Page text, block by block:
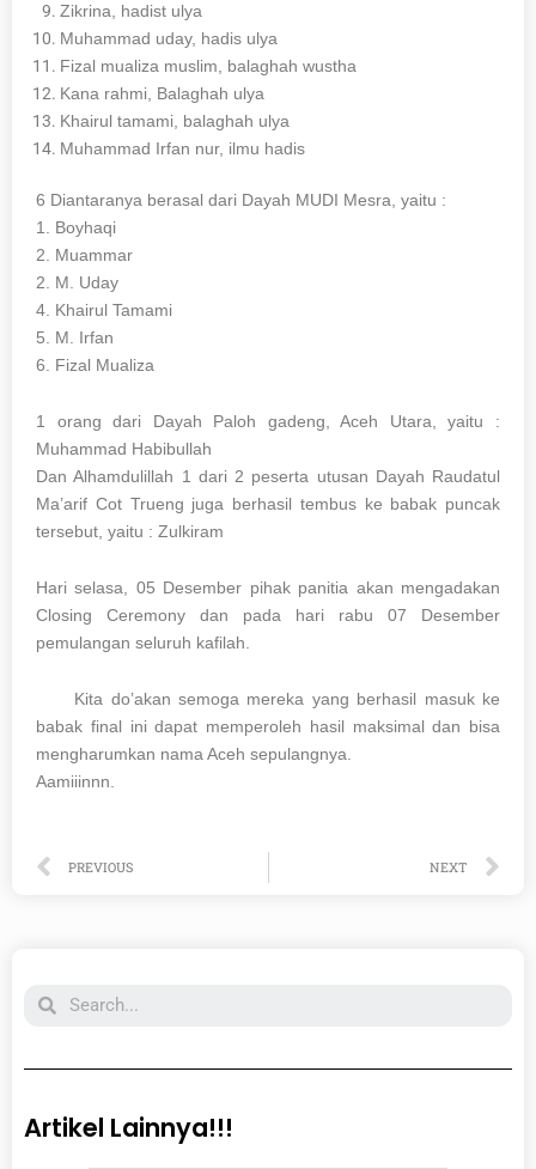
Zikrina, hadist ulya
Muhammad uday, hadis ulya
Fizal mualiza muslim, balaghah wustha
Kana rahmi, Balaghah ulya
Khairul tamami, balaghah ulya
Muhammad Irfan nur, ilmu hadis
6 Diantaranya berasal dari Dayah MUDI Mesra, yaitu :
1. Boyhaqi
2. Muammar
2. M. Uday
4. Khairul Tamami
5. M. Irfan
6. Fizal Mualiza
1 orang dari Dayah Paloh gadeng, Aceh Utara, yaitu :
Muhammad Habibullah
Dan Alhamdulillah 1 dari 2 peserta utusan Dayah Raudatul
Ma’arif Cot Trueng juga berhasil tembus ke babak puncak
tersebut, yaitu : Zulkiram
Hari selasa, 05 Desember pihak panitia akan mengadakan
Closing Ceremony dan pada hari rabu 07 Desember
pemulangan seluruh kafilah.
Kita do’akan semoga mereka yang berhasil masuk ke
babak final ini dapat memperoleh hasil maksimal dan bisa
mengharumkan nama Aceh sepulangnya.
Aamiiinnn.
Prev
PREVIOUS NEXT
Artikel Lainnya!!!